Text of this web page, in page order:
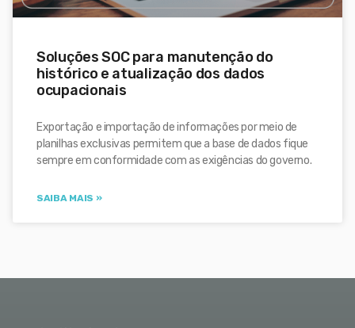
Soluções SOC para manutenção do
histórico e atualização dos dados
ocupacionais
Exportação e importação de informações por meio de
planilhas exclusivas permitem que a base de dados fique
sempre em conformidade com as exigências do governo.
SAIBA MAIS »